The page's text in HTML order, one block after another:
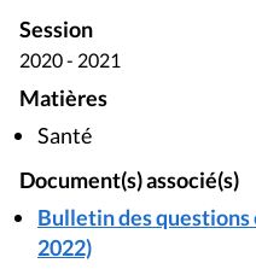
Session
2020 - 2021
Matières
Santé
Document(s) associé(s)
Bulletin des questions
2022)